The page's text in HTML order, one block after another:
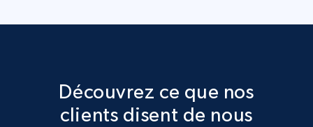
Découvrez ce que nos
clients disent de nous